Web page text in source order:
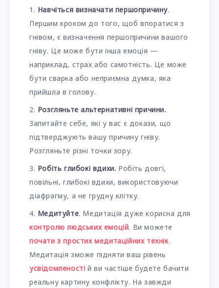
Навчіться визначати першопричину.
Першим кроком до того, щоб впоратися з
гнівом, є визначення першопричини вашого
гніву. Це може бути інша емоція —
наприклад, страх або самотність. Це може
бути сварка або неприємна думка, яка
прийшла в голову.
Розгляньте альтернативні причини.
Запитайте себе, які у вас є докази, що
підтверджують вашу причину гніву.
Розгляньте різні точки зору.
Робіть глибокі вдихи. Робіть довгі,
повільні, глибокі вдихи, використовуючи
діафрагму, а не грудну клітку.
Медитуйте. Медитація дуже корисна для
контролю людських емоцій. Ви можете
почати з простих медитаційних технік.
Медитація зможе підняти ваш рівень
усвідомленості й ви частіше будете бачити
реальну картину конфлікту. На завжди